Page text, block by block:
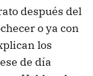
después del
o ya con
los
de día